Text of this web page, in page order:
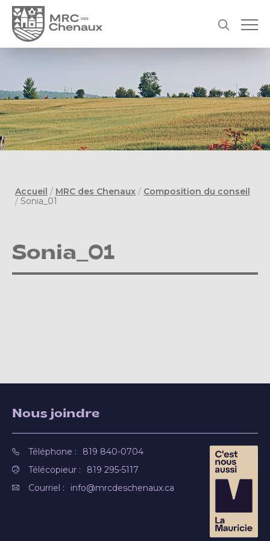
Accueil / MRC des Chenaux / Composition du conseil
/ Sonia_01
Sonia_01
Nous joindre
Téléphone :
819 840-0704
Télécopieur :
819 295-5117
Courriel :
info@mrcdeschenaux.ca